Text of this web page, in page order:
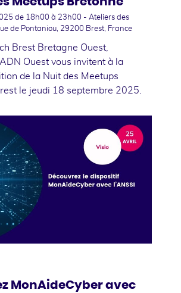
de 18h00 à 23h00 - Ateliers des
de Pontaniou, 29200 Brest, France
Brest Bretagne Ouest,
Ouest vous invitent à la
de la Nuit des Meetups
le jeudi 18 septembre 2025.
MonAideCyber avec